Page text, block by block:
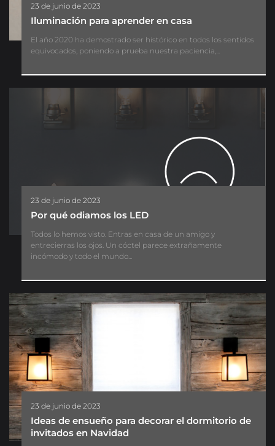
23 de junio de 2023
Iluminación para aprender en casa
El año 2020 ha demostrado ser histórico en todos los sentidos
equivocados, poniendo a prueba nuestra paciencia,...
23 de junio de 2023
Por qué odiamos los LED
Todos lo hemos visto. Entras en casa de un amigo y
entrecierras los ojos. Un cóctel parece extrañamente
incómodo y todo el mundo...
23 de junio de 2023
Ideas de ensueño para decorar el dormitorio de
invitados en Navidad